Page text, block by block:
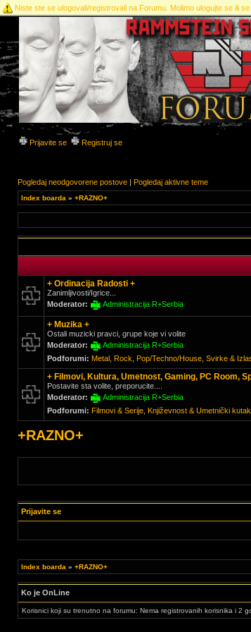
Niste ste se ulogovali/registrovali na Forumu. Molimo ulogujte se ili
Prijavite se Registruj se
Pogledaj neodgovorene postove | Pogledaj aktivne teme
Index boarda » +RAZNO+
+ Ordinacija Radosti +
Zanimljivosti/Igrice...
Moderator:
Administracija R+Serbia
+ Muzika +
Ostali muzicki pravci, grupe koje vi volite
Moderator:
Administracija R+Serbia
Podforumi: Metal Rock Pop/Techno/House Svirke &
+ Filmovi, Kultura, Umetnost, Gaming, PC Room,
Postavite sta volite, preporucite....
Moderator:
Administracija R+Serbia
Podforumi: Filmovi & Serije Književnost & Umetnički kutak
+RAZNO+
Prijavite se
Index boarda » +RAZNO+
Ko je OnLine
Korisnici koji su trenutno na forumu: Nema registrovanih korisnika i 2